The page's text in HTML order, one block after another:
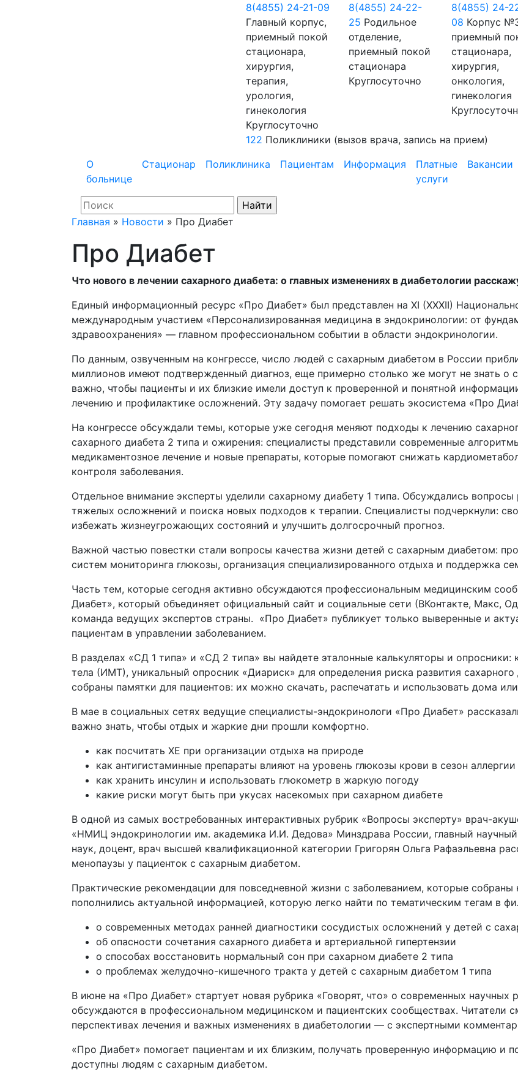
8(4855) 24-21-09
Главный корпус,
приемный покой
стационара,
хирургия,
терапия,
урология,
гинекология
Круглосуточно
8(4855) 24-22-
25 Родильное
отделение,
приемный покой
стационара
Круглосуточно
8(4855) 24-
08 Корпус
приемный
стационара,
хирургия,
онкология,
гинекология
122 Поликлиники (вызов врача, запись на прием)
О
больнице
Стационар Поликлиника Пациентам Информация
Платные
услуги
Вакансии
Главная » Новости » Про Диабет
Про Диабет
Что нового в лечении сахарного диабета: о главных изменениях в диабетологии
Единый информационный ресурс «Про Диабет» был представлен на XI (XXXII)
международным участием «Персонализированная медицина в эндокринологии: от
здравоохранения» — главном профессиональном событии в области эндокринологии.
По данным, озвученным на конгрессе, число людей с сахарным диабетом в России
миллионов имеют подтвержденный диагноз, еще примерно столько же могут не знать о
важно, чтобы пациенты и их близкие имели доступ к проверенной и понятной
лечению и профилактике осложнений. Эту задачу помогает решать экосистема «Про
На конгрессе обсуждали темы, которые уже сегодня меняют подходы к лечению
сахарного диабета 2 типа и ожирения: специалисты представили современные
медикаментозное лечение и новые препараты, которые помогают снижать
контроля заболевания.
Отдельное внимание эксперты уделили сахарному диабету 1 типа. Обсуждались
тяжелых осложнений и поиска новых подходов к терапии. Специалисты подчеркнули:
избежать жизнеугрожающих состояний и улучшить долгосрочный прогноз.
Важной частью повестки стали вопросы качества жизни детей с сахарным диабетом:
систем мониторинга глюкозы, организация специализированного отдыха и поддержка
Часть тем, которые сегодня активно обсуждаются профессиональным медицинским
Диабет», который объединяет официальный сайт и социальные сети (ВКонтакте, Макс,
команда ведущих экспертов страны. «Про Диабет» публикует только выверенные и
пациентам в управлении заболеванием.
В разделах «СД 1 типа» и «СД 2 типа» вы найдете эталонные калькуляторы и опросники:
тела (ИМТ), уникальный опросник «Диариск» для определения риска развития
собраны памятки для пациентов: их можно скачать, распечатать и использовать дома
В мае в социальных сетях ведущие специалисты-эндокринологи «Про Диабет»
важно знать, чтобы отдых и жаркие дни прошли комфортно.
как посчитать ХЕ при организации отдыха на природе
как антигистаминные препараты влияют на уровень глюкозы крови в сезон аллергии
как хранить инсулин и использовать глюкометр в жаркую погоду
какие риски могут быть при укусах насекомых при сахарном диабете
В одной из самых востребованных интерактивных рубрик «Вопросы эксперту» врач-
«НМИЦ эндокринологии им. академика И.И. Дедова» Минздрава России, главный
наук, доцент, врач высшей квалификационной категории Григорян Ольга Рафаэльевна
менопаузы у пациенток с сахарным диабетом.
Практические рекомендации для повседневной жизни с заболеванием, которые собраны
пополнились актуальной информацией, которую легко найти по тематическим тегам в
о современных методах ранней диагностики сосудистых осложнений у детей с
об опасности сочетания сахарного диабета и артериальной гипертензии
о способах восстановить нормальный сон при сахарном диабете 2 типа
о проблемах желудочно-кишечного тракта у детей с сахарным диабетом 1 типа
В июне на «Про Диабет» стартует новая рубрика «Говорят, что» о современных научных
обсуждаются в профессиональном медицинском и пациентских сообществах. Читатели
перспективах лечения и важных изменениях в диабетологии — с экспертными
«Про Диабет» помогает пациентам и их близким, получать проверенную информацию и
доступны людям с сахарным диабетом.